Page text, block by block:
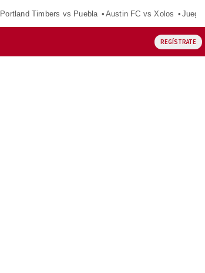
Portland Timbers vs Puebla Austin FC vs Xolos
REGÍSTRATE